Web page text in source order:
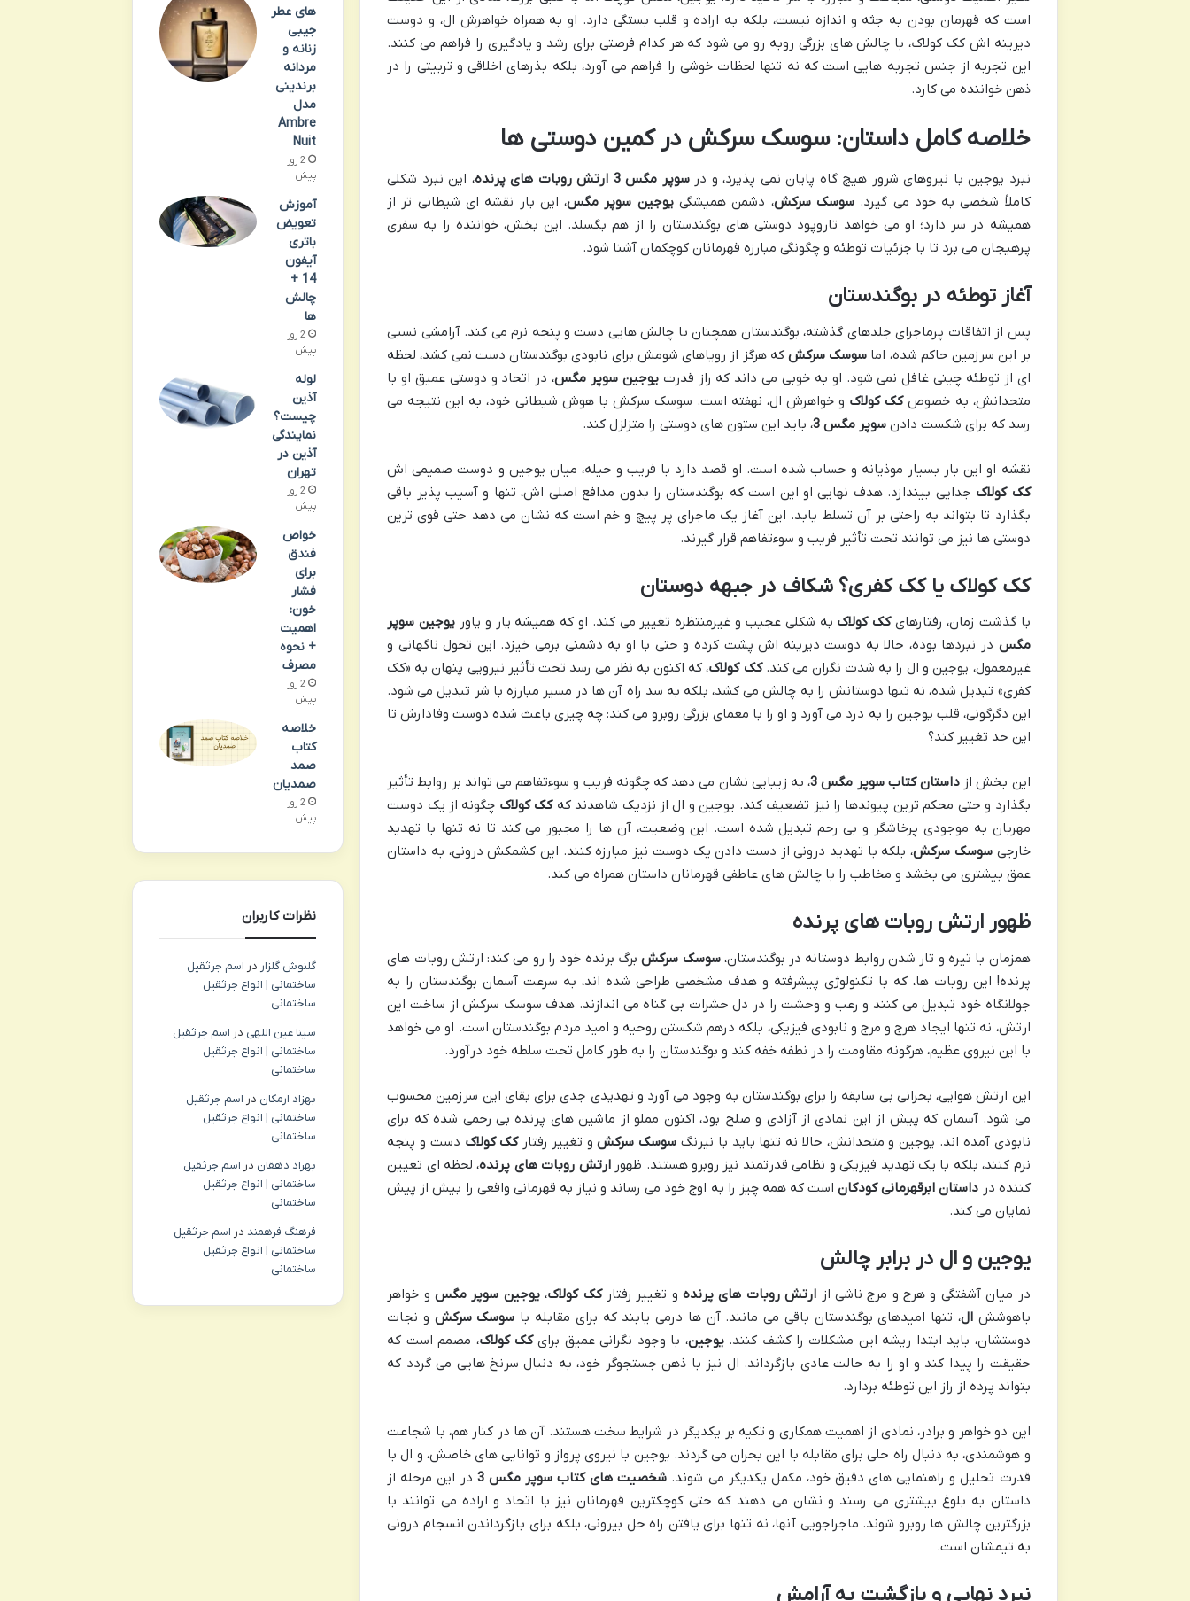
است که قهرمان بودن به جثه و اندازه نیست، بلکه به اراده و قلب بستگی دارد. او به همراه خواهرش ال، و دوست
دیرینه اش کک کولاک، با چالش های بزرگی روبه رو می شود که هر کدام فرصتی برای رشد و یادگیری را فراهم می کنند.
این تجربه از جنس تجربه هایی است که نه تنها لحظات خوشی را فراهم می آورد، بلکه بذرهای اخلاقی و تربیتی را در
ذهن خواننده می کارد.
خلاصه کامل داستان: سوسک سرکش در کمین دوستی ها
نبرد یوجین با نیروهای شرور هیچ گاه پایان نمی پذیرد، و درسوپر مگس 3 ارتش روبات های پرنده
، این نبرد شکلی
کاملاً شخصی به خود می گیرد.سوسک سرکش، دشمن همیشگییوجین سوپر مگس، این بار نقشه ای شیطانی تر از
همیشه در سر دارد؛ او می خواهد تاروپود دوستی های بوگندستان را از هم بگسلد. این بخش، خواننده را به سفری
پرهیجان می برد تا با جزئیات توطئه و چگونگی مبارزه قهرمانان کوچکمان آشنا شود.
آغاز توطئه در بوگندستان
پس از اتفاقات پرماجرای جلدهای گذشته، بوگندستان همچنان با چالش هایی دست و پنجه نرم می کند. آرامشی نسبی
بر این سرزمین حاکم شده، اما سوسک سرکش که هرگز از رویاهای شومش برای نابودی بوگندستان دست نمی کشد، لحظه
ای از توطئه چینی غافل نمی شود. او به خوبی می داند که راز قدرتیوجین سوپر مگس، در اتحاد و دوستی عمیق او با
متحدانش، به خصوصکک کولاک و خواهرش ال، نهفته است. سوسک سرکش با هوش شیطانی خود، به این نتیجه می
رسد که برای شکست دادنسوپر مگس 3 ، باید این ستون های دوستی را متزلزل کند.
نقشه او این بار بسیار موذیانه و حساب شده است. او قصد دارد با فریب و حیله، میان یوجین و دوست صمیمی اش
کک کولاک جدایی بیندازد. هدف نهایی او این است که بوگندستان را بدون مدافع اصلی اش، تنها و آسیب پذیر باقی
بگذارد تا بتواند به راحتی بر آن تسلط یابد. این آغاز یک ماجرای پر پیچ و خم است که نشان می دهد حتی قوی ترین
دوستی ها نیز می توانند تحت تأثیر فریب و سوءتفاهم قرار گیرند.
کک کولاک یا کک کفری؟ شکاف در جبهه دوستان
با گذشت زمان، رفتارهایکک کولاک به شکلی عجیب و غیرمنتظره تغییر می کند. او که همیشه یار و یاور یوجین سوپر
مگس در نبردها بوده، حالا به دوست دیرینه اش پشت کرده و حتی با او به دشمنی برمی خیزد. این تحول ناگهانی و
غیرمعمول، یوجین و ال را به شدت نگران می کند.کک کولاک، که اکنون به نظر می رسد تحت تأثیر نیرویی پنهان به «کک
کفری» تبدیل شده، نه تنها دوستانش را به چالش می کشد، بلکه به سد راه آن ها در مسیر مبارزه با شر تبدیل می شود.
این دگرگونی، قلب یوجین را به درد می آورد و او را با معمای بزرگی روبرو می کند: چه چیزی باعث شده دوست وفادارش تا
این حد تغییر کند؟
این بخش از داستان کتاب سوپر مگس 3 ، به زیبایی نشان می دهد که چگونه فریب و سوءتفاهم می تواند بر روابط تأثیر
بگذارد و حتی محکم ترین پیوندها را نیز تضعیف کند. یوجین و ال از نزدیک شاهدند کهکک کولاک چگونه از یک دوست
مهربان به موجودی پرخاشگر و بی رحم تبدیل شده است. این وضعیت، آن ها را مجبور می کند تا نه تنها با تهدید
خارجیسوسک سرکش، بلکه با تهدید درونی از دست دادن یک دوست نیز مبارزه کنند. این کشمکش درونی، به داستان
عمق بیشتری می بخشد و مخاطب را با چالش های عاطفی قهرمانان داستان همراه می کند.
ظهور ارتش روبات های پرنده
همزمان با تیره و تار شدن روابط دوستانه در بوگندستان،سوسک سرکشبرگ برنده خود را رو می کند: ارتش روبات های
پرنده! این روبات ها، که با تکنولوژی پیشرفته و هدف مشخصی طراحی شده اند، به سرعت آسمان بوگندستان را به
جولانگاه خود تبدیل می کنند و رعب و وحشت را در دل حشرات بی گناه می اندازند. هدف سوسک سرکش از ساخت این
ارتش، نه تنها ایجاد هرج و مرج و نابودی فیزیکی، بلکه درهم شکستن روحیه و امید مردم بوگندستان است. او می خواهد
با این نیروی عظیم، هرگونه مقاومت را در نطفه خفه کند و بوگندستان را به طور کامل تحت سلطه خود درآورد.
این ارتش هوایی، بحرانی بی سابقه را برای بوگندستان به وجود می آورد و تهدیدی جدی برای بقای این سرزمین محسوب
می شود. آسمان که پیش از این نمادی از آزادی و صلح بود، اکنون مملو از ماشین های پرنده بی رحمی شده که برای
نابودی آمده اند. یوجین و متحدانش، حالا نه تنها باید با نیرنگ سوسک سرکشو تغییر رفتارکک کولاک دست و پنجه
نرم کنند، بلکه با یک تهدید فیزیکی و نظامی قدرتمند نیز روبرو هستند. ظهورارتش روبات های پرنده، لحظه ای تعیین
کننده در داستان ابرقهرمانی کودکاناست که همه چیز را به اوج خود می رساند و نیاز به قهرمانی واقعی را بیش از پیش
نمایان می کند.
یوجین و ال در برابر چالش
در میان آشفتگی و هرج و مرج ناشی از ارتش روبات های پرندهو تغییر رفتارکک کولاک،یوجین سوپر مگس و خواهر
باهوششال، تنها امیدهای بوگندستان باقی می مانند. آن ها درمی یابند که برای مقابله با سوسک سرکش و نجات
دوستشان، باید ابتدا ریشه این مشکلات را کشف کنند.یوجین، با وجود نگرانی عمیق برایکک کولاک، مصمم است که
حقیقت را پیدا کند و او را به حالت عادی بازگرداند. ال نیز با ذهن جستجوگر خود، به دنبال سرنخ هایی می گردد که
بتواند پرده از راز این توطئه بردارد.
این دو خواهر و برادر، نمادی از اهمیت همکاری و تکیه بر یکدیگر در شرایط سخت هستند. آن ها در کنار هم، با شجاعت
و هوشمندی، به دنبال راه حلی برای مقابله با این بحران می گردند. یوجین با نیروی پرواز و توانایی های خاصش، و ال با
قدرت تحلیل و راهنمایی های دقیق خود، مکمل یکدیگر می شوند. شخصیت های کتاب سوپر مگس 3
در این مرحله از
داستان به بلوغ بیشتری می رسند و نشان می دهند که حتی کوچکترین قهرمانان نیز با اتحاد و اراده می توانند با
بزرگترین چالش ها روبرو شوند. ماجراجویی آنها، نه تنها برای یافتن راه حل بیرونی، بلکه برای بازگرداندن انسجام درونی
به تیمشان است.
نبرد نهایی و بازگشت به آرامش
های عطر
جیبی
زنانه و
مردانه
برندینی
مدل
Ambre
Nuit
2 روز
پیش
آموزش
تعویض
باتری
آیفون
14 +
چالش
ها
2 روز
پیش
لوله
آذین
چیست؟
نمایندگی
آذین در
تهران
2 روز
پیش
خواص
فندق
برای
فشار
خون:
اهمیت
+ نحوه
مصرف
2 روز
پیش
خلاصه
کتاب
صمد
صمدیان
2 روز
پیش
نظرات کاربران
گلنوش گلزار در اسم جرثقیل
ساختمانی | انواع جرثقیل
ساختمانی
سینا عین اللهی در اسم جرثقیل
ساختمانی | انواع جرثقیل
ساختمانی
بهزاد ارمکان در اسم جرثقیل
ساختمانی | انواع جرثقیل
ساختمانی
بهراد دهقان در اسم جرثقیل
ساختمانی | انواع جرثقیل
ساختمانی
فرهنگ فرهمند در اسم جرثقیل
ساختمانی | انواع جرثقیل
ساختمانی